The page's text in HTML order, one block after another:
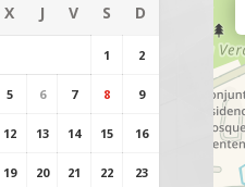
X J V S D
1 2
5 6 7 8 9
12 13 14 15 16
19 20 21 22 23